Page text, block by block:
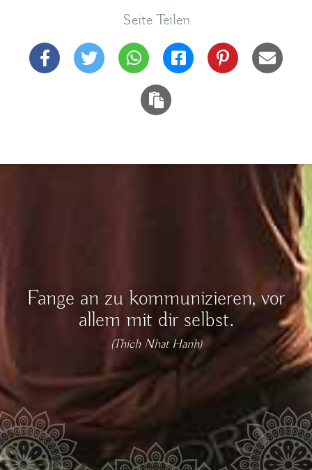
Seite Teilen
Fange an zu kommunizieren, vor
allem mit dir selbst.
(Thich Nhat Hanh)